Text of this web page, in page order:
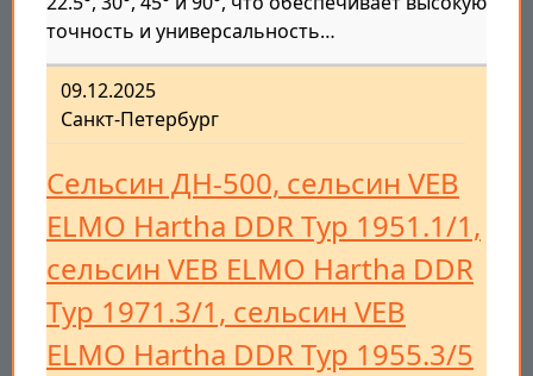
точность и универсальность…
09.12.2025
Санкт-Петербург
Сельсин ДН-500, cельсин VEB
ELMO Hartha DDR Typ 1951.1/1,
cельсин VEB ELMO Hartha DDR
Typ 1971.3/1, cельсин VEB
ELMO Hartha DDR Typ 1955.3/5